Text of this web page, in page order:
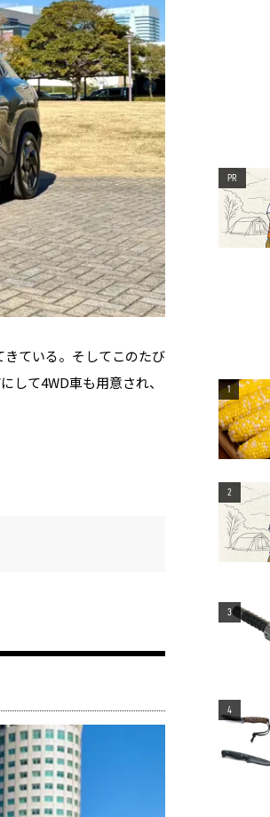
ている。そしてこのたび
て4WD車も用意され、
PR
1
2
3
4